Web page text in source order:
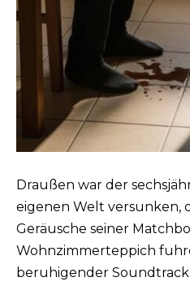
Draußen war der
eigenen Welt versunken,
Geräusche seiner
Wohnzimmerteppich
beruhigender